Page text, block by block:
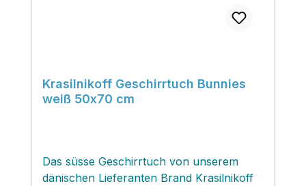
Krasilnikoff Geschirrtuch Bunnies
weiß 50x70 cm
Das süsse Geschirrtuch von unserem
dänischen Lieferanten Brand Krasilnikoff